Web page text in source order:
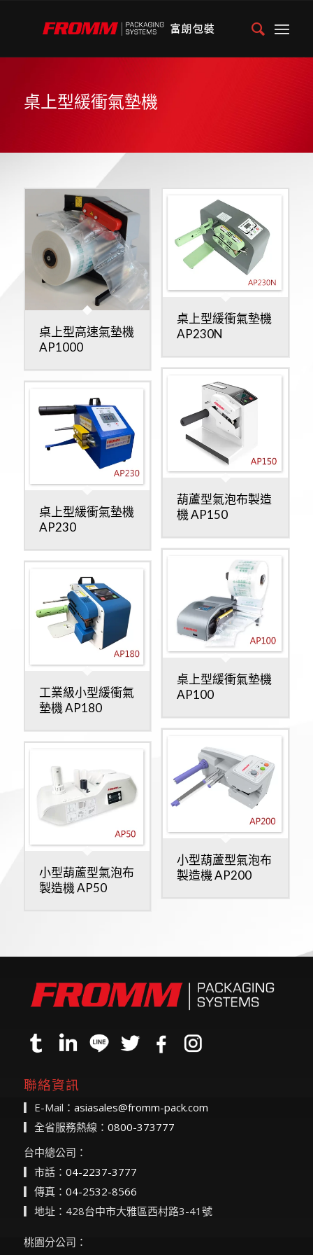
桌上型緩衝氣墊機
桌上型高速氣墊機
AP1000
桌上型緩衝氣墊機
AP230N
葫蘆型氣泡布製造
機 AP150
桌上型緩衝氣墊機
AP230
桌上型緩衝氣墊機
AP100
工業級小型緩衝氣
墊機 AP180
小型葫蘆型氣泡布
製造機 AP200
小型葫蘆型氣泡布
製造機 AP50
聯絡資訊
▎E-Mail： asiasales@fromm-pack.com
▎全省服務熱線： 0800-373777
台中總公司：
▎市話： 04-2237-3777
▎傳真： 04-2532-8566
▎地址：428台中市大雅區西村路3-41號
桃園分公司：